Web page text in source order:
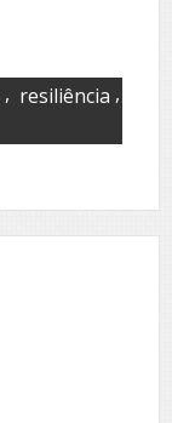
, resiliência ,